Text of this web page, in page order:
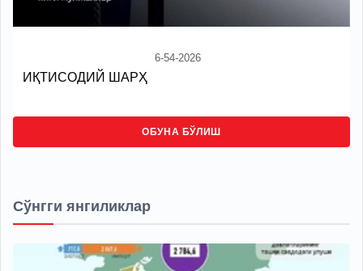
6-54-2026
ИҚТИСОДИЙ ШАРҲ
ОБУНА БЎЛИШ
Сўнгги янгиликлар